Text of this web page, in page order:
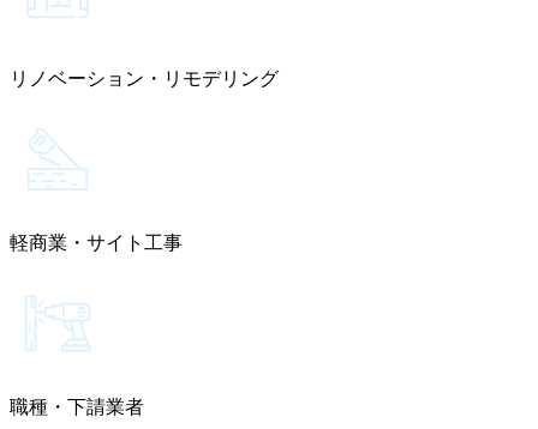
リノベーション・リモデリング
軽商業・サイト工事
職種・下請業者